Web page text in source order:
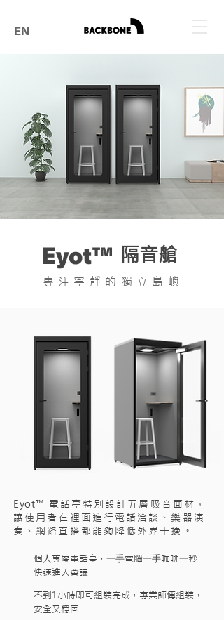
EN
Eyot™ ​隔音艙
專注寧靜的獨立島嶼
Eyot™ 電話亭特別設計五層吸音面材，
讓使用者在裡面進行電話洽談、樂器演
奏、 網路直播都能夠降低外界干擾。
個⼈專屬電話亭，⼀⼿電腦⼀⼿咖啡⼀秒
快速進入會議
不到1小時即可組裝完成，專業師傅組裝，
安全又穩固